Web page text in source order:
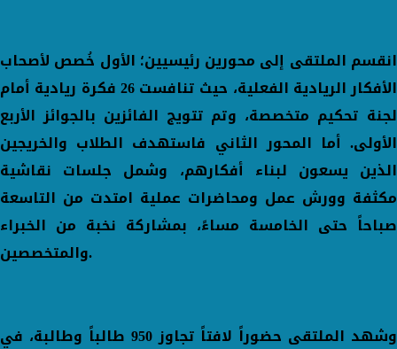
انقسم الملتقى إلى محورين رئيسيين؛ الأول خُصص لأصحاب
الأفكار الريادية الفعلية، حيث تنافست 26 فكرة ريادية أمام
لجنة تحكيم متخصصة، وتم تتويج الفائزين بالجوائز الأربع
الأولى. أما المحور الثاني فاستهدف الطلاب والخريجين
الذين يسعون لبناء أفكارهم، وشمل جلسات نقاشية
مكثفة وورش عمل ومحاضرات عملية امتدت من التاسعة
صباحاً حتى الخامسة مساءً، بمشاركة نخبة من الخبراء
والمتخصصين.
وشهد الملتقى حضوراً لافتاً تجاوز 950 طالباً وطالبة، في